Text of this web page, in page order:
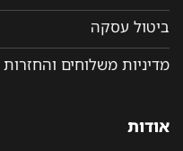
ביטול עסקה
מדיניות משלוחים והחזרות
אודות